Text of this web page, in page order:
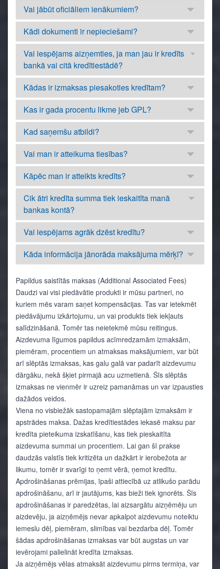
Vai jābūt oficiāliem ienākumiem?
Kādi dokumenti ir nepieciešami?
Vai iespējams aizņemties, ja man jau ir kredīts
bankā vai citā kredītiestādē?
Kādas ir izmaksas piesakoties kredītam?
Kas ir gada procentu likme jeb GPL?
Kad saņemšu atbildi?
Vai man ir atteikuma tiesības?
Kāpēc man ir atteikts kredīts?
Cik ātri kredīta summa tiek ieskaitīta manā
bankas kontā?
Vai iespējams agrāk dzēst kredītu?
Kāda informācija jānorāda maksājuma mērķī?
Papildus saistītās maksas (Additional Associated Fees)
Daudzi vai visi piedāvātie produkti ir mūsu partneri, no
kuriem mēs varam saņet kompensācijas. Tas var ietekmēt
piedāvājumu izkārtojumu, un vai produkts tiek iekļauts
salīdzināšanā. Tomēr tas neietekmē mūsu reitingus.
Aizdevuma līgumos papildus acīmredzamām izmaksām,
piemēram, procentiem un atmaksas maksājumiem, var būt
arī slēptās izmaksas, kas galu galā var padarīt aizdevumu
dārgāku, nekā šķiet pirmajā acu uzmetienā. Šīs slēptās
izmaksas ne vienmēr ir uzreiz pamanāmas un var izpausties
dažādos veidos.
Viena no visbiežāk sastopamajām slēptajām izmaksām ir
apstrādes maksa. Dažas kredītiestādes iekasē maksu par
kredīta pieteikuma izskatīšanu, kas tiek pieskaitīta
aizdevuma summai un procentiem. Lai gan šī prakse
daudzās valstīs tiek kritizēta un dažkārt ir ierobežota ar
likumu, tomēr ir svarīgi to ņemt vērā, ņemot kredītu.
Apdrošināšanas prēmijas, īpaši attiecībā uz atlikušo parādu
apdrošināšanu, arī ir jautājums, kas bieži tiek ignorēts. Šīs
apdrošināšanas ir paredzētas, lai aizsargātu aizņēmēju un
aizdevēju, ja aizņēmējs nevar apkalpot aizdevumu noteiktu
iemeslu dēļ, piemēram, slimības vai bezdarba dēļ. Tomēr
šādas apdrošināšanas izmaksas var būt augstas un var
ievērojami palielināt kredīta izmaksas.
Ja aizņēmējs vēlas atmaksāt aizdevumu pirms termiņa, var